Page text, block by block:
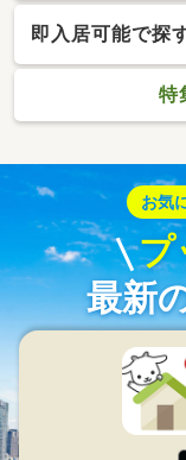
即入居可能で探
特
お気
プ
最新